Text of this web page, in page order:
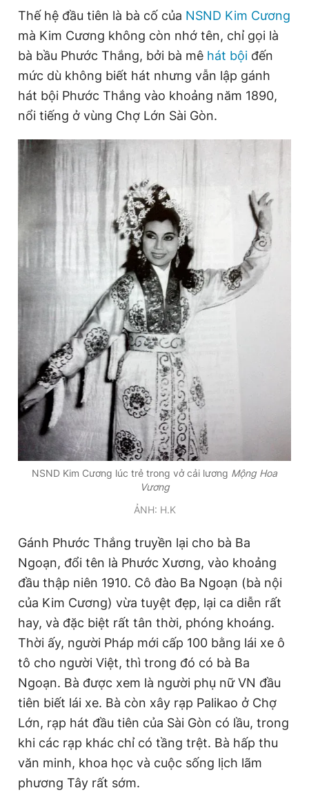
Đọc Thanh Niên trên điện thoại
Theo dõi báo trên
0906 645 777
Liên hệ quảng cáo
0908 780 404
Đặt báo Quảng cáo RSS Tòa soạn Chính sách bảo
Tổng biên tập: Nguyễn Ngọc Toàn
Phó tổng biên tập thường trực: Hải Thành
Phó tổng biên tập: Lâm Hiếu Dũng
Phó tổng biên tập: Trần Việt Hưng
Tổng thư ký tòa soạn: Đức Trung
Giấy phép xuất bản số 110/GP - BTTTT cấp ngày 24.3.2020
© 2003-2026 Bản quyền thuộc về Báo Thanh Niên. Cấm sao
chép dưới mọi hình thức nếu không có sự chấp thuận bằng văn
bản. Phát triển bởi ePi Technologies, JSC.
Thế hệ đầu tiên là bà cố của NSND Kim Cương
mà Kim Cương không còn nhớ tên, chỉ gọi là
bà bầu Phước Thắng, bởi bà mê hát bội đến
mức dù không biết hát nhưng vẫn lập gánh
hát bội Phước Thắng vào khoảng năm 1890,
nổi tiếng ở vùng Chợ Lớn Sài Gòn.
NSND Kim Cương lúc trẻ trong vở cải lương Mộng Hoa
Vương
ẢNH: H.K
Gánh Phước Thắng truyền lại cho bà Ba
Ngoạn, đổi tên là Phước Xương, vào khoảng
đầu thập niên 1910. Cô đào Ba Ngoạn (bà nội
của Kim Cương) vừa tuyệt đẹp, lại ca diễn rất
hay, và đặc biệt rất tân thời, phóng khoáng.
Thời ấy, người Pháp mới cấp 100 bằng lái xe ô
tô cho người Việt, thì trong đó có bà Ba
Ngoạn. Bà được xem là người phụ nữ VN đầu
tiên biết lái xe. Bà còn xây rạp Palikao ở Chợ
Lớn, rạp hát đầu tiên của Sài Gòn có lầu, trong
khi các rạp khác chỉ có tầng trệt. Bà hấp thu
văn minh, khoa học và cuộc sống lịch lãm
phương Tây rất sớm.